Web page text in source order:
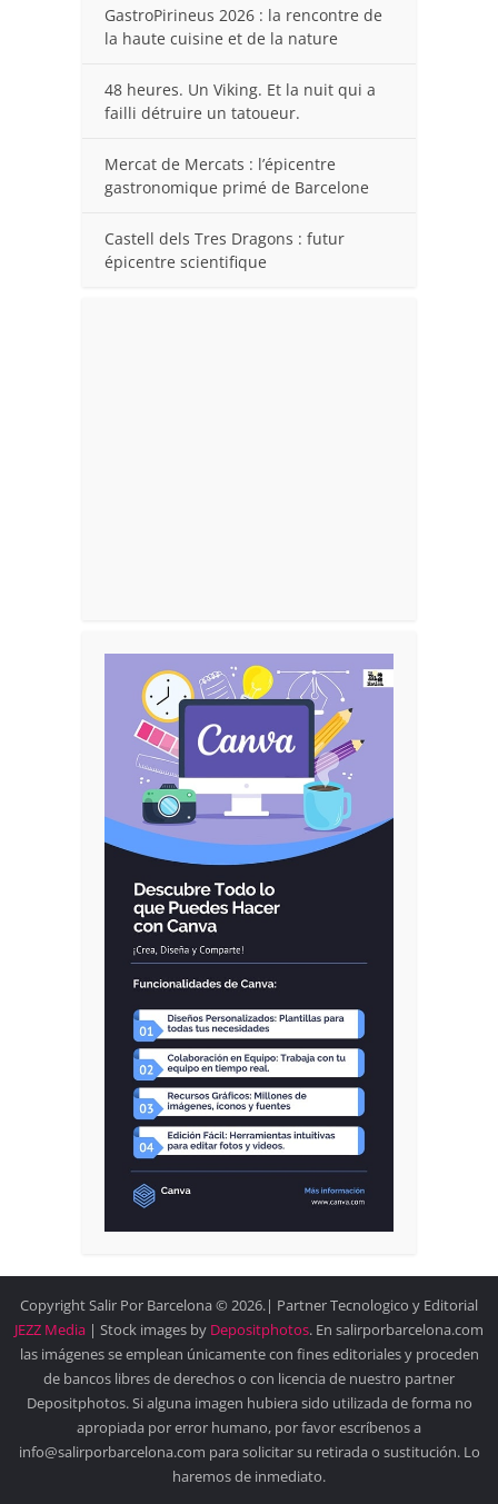
GastroPirineus 2026 : la rencontre de
la haute cuisine et de la nature
48 heures. Un Viking. Et la nuit qui a
failli détruire un tatoueur.
Mercat de Mercats : l’épicentre
gastronomique primé de Barcelone
Castell dels Tres Dragons : futur
épicentre scientifique
Copyright Salir Por Barcelona © 2026.| Partner Tecnologico y Editorial
JEZZ Media | Stock images by Depositphotos. En salirporbarcelona.com
las imágenes se emplean únicamente con fines editoriales y proceden
de bancos libres de derechos o con licencia de nuestro partner
Depositphotos. Si alguna imagen hubiera sido utilizada de forma no
apropiada por error humano, por favor escríbenos a
info@salirporbarcelona.com para solicitar su retirada o sustitución. Lo
haremos de inmediato.